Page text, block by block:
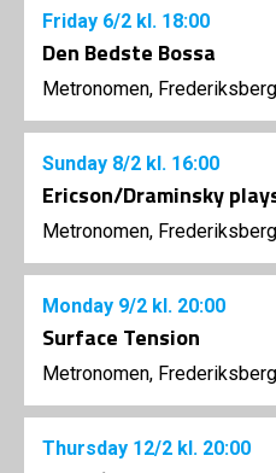
Friday 6/2 kl. 18:00
Den Bedste Bossa
Metronomen, Frederiksberg
Sunday 8/2 kl. 16:00
Ericson/Draminsky
Metronomen, Frederiksberg
Monday 9/2 kl. 20:00
Surface Tension
Metronomen, Frederiksberg
Thursday 12/2 kl. 20:00